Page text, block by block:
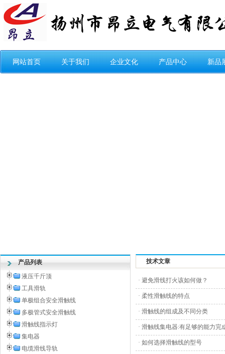
网站首页 关于我们 企业文化 产品中心 新品
产品列表
液压千斤顶
工具滑轨
单极组合安全滑触线
多极管式安全滑触线
滑触线指示灯
集电器
电缆滑线导轨
技术文章
· 避免滑线打火该如何做？
· 柔性滑触线的特点
· 滑触线的组成及不同分类
· 滑触线集电器:有足够的能力完
· 如何选择滑触线的型号